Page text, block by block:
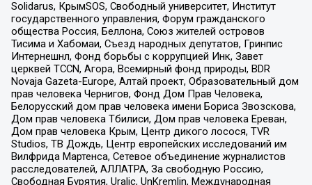
Solidarus, КрымSOS, Свободный университет, Институт
государственного управления, Форум гражданского
общества Россия, Беллона, Союз жителей островов
Тисима и Хабомаи, Съезд народных депутатов, Гринпис
Интернешнл, Фонд борьбы с коррупцией Инк, Завет
церквей TCCN, Агора, Всемирный фонд природы, BDR
Novaja Gazeta-Europe, Алтай проект, Образовательный дом
прав человека Чернигов, Фонд Дом Прав Человека,
Белорусский дом прав человека имени Бориса Звозскова,
Дом прав человека Тбилиси, Дом прав человека Ереван,
Дом прав человека Крым, Центр дикого лосося, TVR
Studios, ТВ Дождь, Центр европейских исследований им
Вилфрида Мартенса, Сетевое объединение журналистов
расследователей, АЛЛАТРА, За свободную Россию,
Свободная Бурятия, Uralic, UnKremlin, Международная